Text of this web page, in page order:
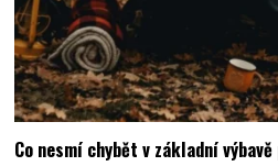
Co nesmí chybět v základní